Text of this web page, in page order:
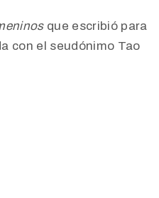
que escribió para
con el seudónimo Tao